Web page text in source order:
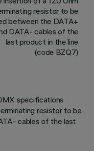
resistor to be
between the DATA+
DATA- cables of the
last product in the line
(code BZQ7)
specifications
resistor to be
cables of the last